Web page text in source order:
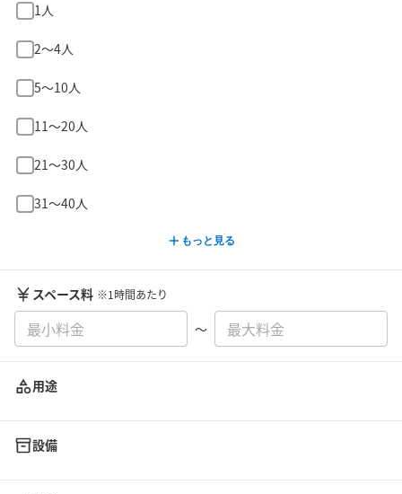
1人
2〜4人
5〜10人
11〜20人
21〜30人
31〜40人
もっと見る
スペース料 ※1時間あたり
〜
用途
設備